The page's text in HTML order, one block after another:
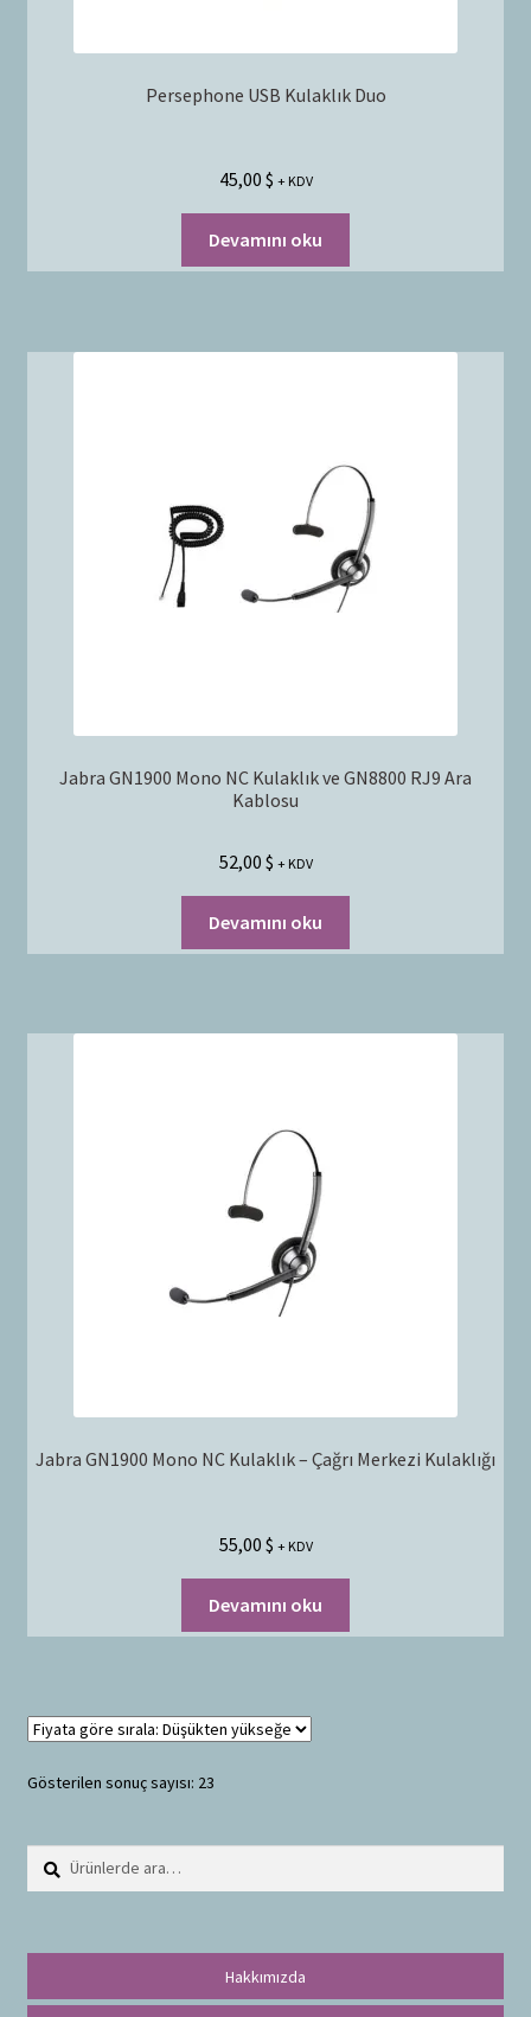
Persephone USB Kulaklık Duo
45,00 $ + KDV
Devamını oku
Jabra GN1900 Mono NC Kulaklık ve GN8800 RJ9 Ara
Kablosu
52,00 $ + KDV
Devamını oku
Jabra GN1900 Mono NC Kulaklık – Çağrı Merkezi Kulaklığı
55,00 $ + KDV
Devamını oku
Gösterilen sonuç sayısı: 23
Ara:
Hakkımızda